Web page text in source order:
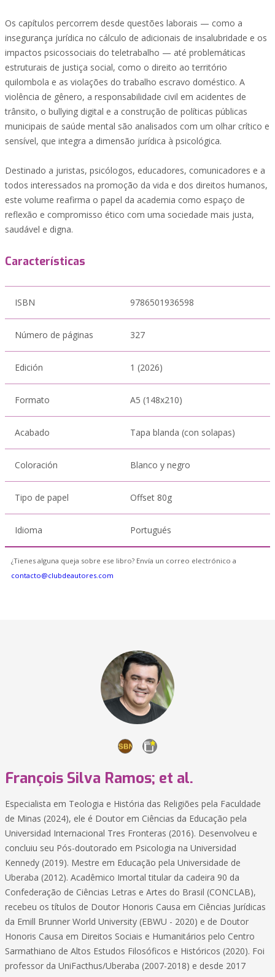
Os capítulos percorrem desde questões laborais — como a
insegurança jurídica no cálculo de adicionais de insalubridade e os
impactos psicossociais do teletrabalho — até problemáticas
estruturais de justiça social, como o direito ao território
quilombola e as violações do trabalho escravo doméstico. A
violência de gênero, a responsabilidade civil em acidentes de
trânsito, o bullying digital e a construção de políticas públicas
municipais de saúde mental são analisados com um olhar crítico e
sensível, que integra a dimensão jurídica à psicológica.
Destinado a juristas, psicólogos, educadores, comunicadores e a
todos interessados na promoção da vida e dos direitos humanos,
este volume reafirma o papel da academia como espaço de
reflexão e compromisso ético com uma sociedade mais justa,
saudável e digna.
Características
ISBN 9786501936598
Número de páginas 327
Edición 1 (2026)
Formato A5 (148x210)
Acabado Tapa blanda (con solapas)
Coloración Blanco y negro
Tipo de papel Offset 80g
Idioma Portugués
¿Tienes alguna queja sobre ese libro? Envía un correo electrónico a
contacto@clubdeautores.com
François Silva Ramos; et al.
Especialista em Teologia e História das Religiões pela Faculdade
de Minas (2024), ele é Doutor em Ciências da Educação pela
Universidad Internacional Tres Fronteras (2016). Desenvolveu e
concluiu seu Pós-doutorado em Psicologia na Universidad
Kennedy (2019). Mestre em Educação pela Universidade de
Uberaba (2012). Acadêmico Imortal titular da cadeira 90 da
Confederação de Ciências Letras e Artes do Brasil (CONCLAB),
recebeu os títulos de Doutor Honoris Causa em Ciências Jurídicas
da Emill Brunner World University (EBWU - 2020) e de Doutor
Honoris Causa em Direitos Sociais e Humanitários pelo Centro
Sarmathiano de Altos Estudos Filosóficos e Históricos (2020). Foi
professor da UniFacthus/Uberaba (2007-2018) e desde 2017